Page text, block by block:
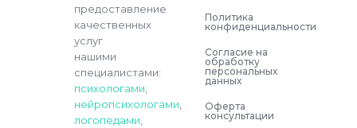
предоставление
качественных
услуг
нашими
специалистами:
психологами
нейропсихологами
логопедами
Политика
конфиденциальности
Согласие на
обработку
персональных
данных
Оферта
консультации